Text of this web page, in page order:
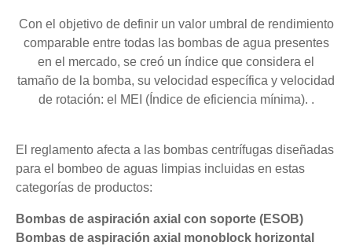
Con el objetivo de definir un valor umbral de rendimiento
comparable entre todas las bombas de agua presentes
en el mercado, se creó un índice que considera el
tamaño de la bomba, su velocidad específica y velocidad
de rotación: el MEI (Índice de eficiencia mínima). .
El reglamento afecta a las bombas centrífugas diseñadas
para el bombeo de aguas limpias incluidas en estas
categorías de productos:
Bombas de aspiración axial con soporte (ESOB)
Bombas de aspiración axial monoblock horizontal